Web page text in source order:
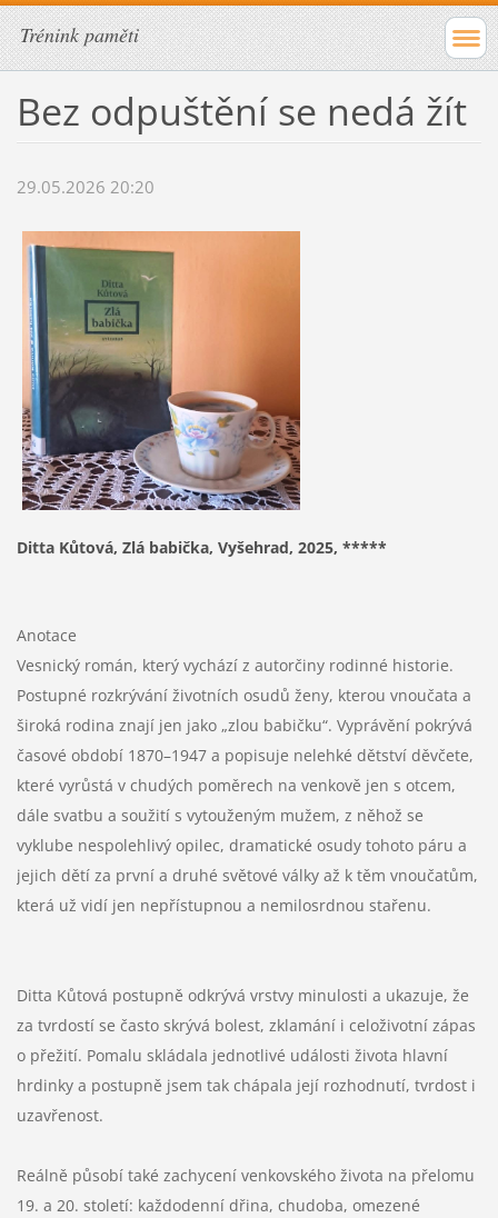
Trénink paměti
Bez odpuštění se nedá žít
29.05.2026 20:20
Ditta Kůtová, Zlá babička, Vyšehrad, 2025, *****
Anotace
Vesnický román, který vychází z autorčiny rodinné historie.
Postupné rozkrývání životních osudů ženy, kterou vnoučata a
široká rodina znají jen jako „zlou babičku“. Vyprávění pokrývá
časové období 1870–1947 a popisuje nelehké dětství děvčete,
které vyrůstá v chudých poměrech na venkově jen s otcem,
dále svatbu a soužití s vytouženým mužem, z něhož se
vyklube nespolehlivý opilec, dramatické osudy tohoto páru a
jejich dětí za první a druhé světové války až k těm vnoučatům,
která už vidí jen nepřístupnou a nemilosrdnou stařenu.
Ditta Kůtová postupně odkrývá vrstvy minulosti a ukazuje, že
za tvrdostí se často skrývá bolest, zklamání i celoživotní zápas
o přežití. Pomalu skládala jednotlivé události života hlavní
hrdinky a postupně jsem tak chápala její rozhodnutí, tvrdost i
uzavřenost.
Reálně působí také zachycení venkovského života na přelomu
19. a 20. století: každodenní dřina, chudoba, omezené